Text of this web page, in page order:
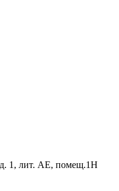
д. 1, лит. АЕ, помещ.1Н